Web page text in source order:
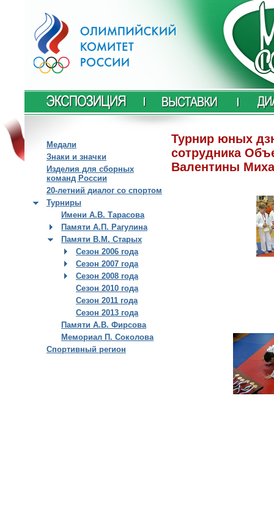
Медали
Знаки и значки
Изделия для сборных
команд России
20-летний диалог со спортом
Турниры
Имени А.В. Тарасова
Памяти А.П. Рагулина
Памяти В.М. Старых
Сезон 2006 года
Сезон 2007 года
Сезон 2008 года
Сезон 2010 года
Сезон 2011 года
Сезон 2013 года
Памяти А.В. Фирсова
Мемориал П. Соколова
Спортивный регион
Турнир юных
сотрудника
Валентины